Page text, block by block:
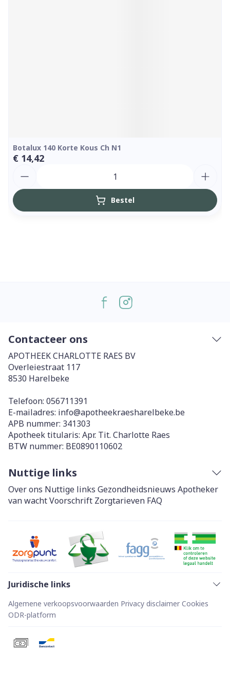
Botalux 140 Korte Kous Ch N1
€ 14,42
Bestel
Contacteer ons
APOTHEEK CHARLOTTE RAES BV
Overleiestraat 117
8530 Harelbeke
Telefoon: 056711391
E-mailadres: info@apotheekraesharelbeke.be
APB nummer: 341303
Apotheek titularis: Apr. Tit. Charlotte Raes
BTW nummer: BE0890110602
Nuttige links
Over ons Nuttige links Gezondheidsnieuws Apotheker
van wachtVoorschrift Zorgtarieven FAQ
Juridische links
Algemene verkoopsvoorwaarden Privacy disclaimer Cookies
ODR-platform